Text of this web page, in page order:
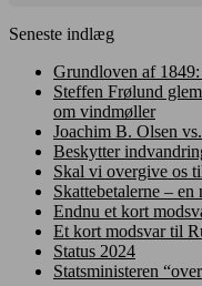
Seneste indlæg
Grundloven af
Steffen Frølund
om vindmøller
Joachim B. Olsen
Beskytter
Skal vi overgive os
Skattebetalerne –
Endnu et kort
Et kort modsvar til
Status 2024
Statsministeren